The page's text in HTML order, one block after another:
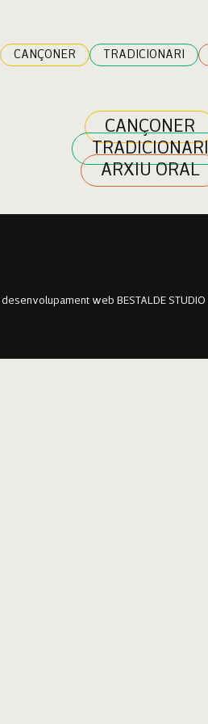
CANÇONER TRADICIONARI
CANÇONER
TRADICIONARI
ARXIU ORAL
web BESTALDE STUDIO